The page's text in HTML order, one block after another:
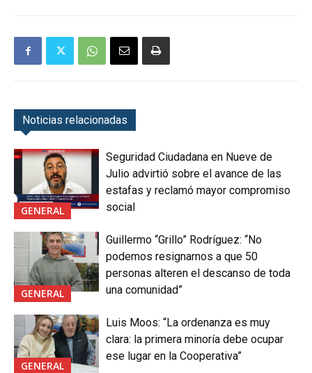
Noticias relacionadas
GENERAL
Seguridad Ciudadana en Nueve de
Julio advirtió sobre el avance de las
estafas y reclamó mayor compromiso
social
GENERAL
Guillermo “Grillo” Rodríguez: “No
podemos resignarnos a que 50
personas alteren el descanso de toda
una comunidad”
GENERAL
Luis Moos: “La ordenanza es muy
clara: la primera minoría debe ocupar
ese lugar en la Cooperativa”